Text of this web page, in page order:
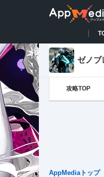
ゼノブ
攻略TOP
AppMediaトップ